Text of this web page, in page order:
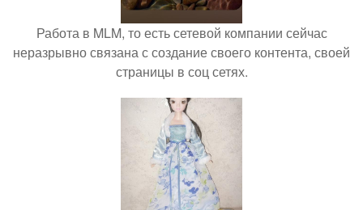
Работа в MLM, то есть сетевой компании сейчас
неразрывно связана с создание своего контента, своей
страницы в соц сетях.